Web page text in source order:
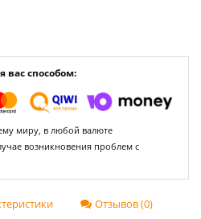
способом:
миру, в любой валюте
возникновения проблем с
Отзывов (0)